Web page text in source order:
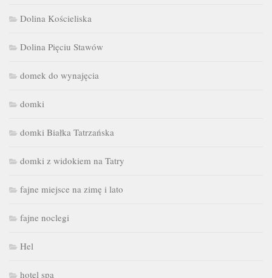
Dolina Kościeliska
Dolina Pięciu Stawów
domek do wynajęcia
domki
domki Białka Tatrzańska
domki z widokiem na Tatry
fajne miejsce na zimę i lato
fajne noclegi
Hel
hotel spa